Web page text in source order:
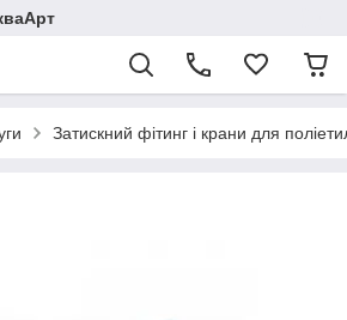
Затискний фітинг і крани для